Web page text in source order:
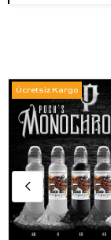
Kullanım:
çalışmaları
Formül
Kullanım
Kullanmadan önce
sırasında ihtiyaç
alarak hijyenik
Ücretsiz Kargo